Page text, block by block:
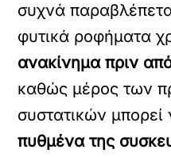
συχνά
φυτικά ροφήματα
ανακίνημα πριν
καθώς μέρος των
συστατικών μπορεί
πυθμένα της